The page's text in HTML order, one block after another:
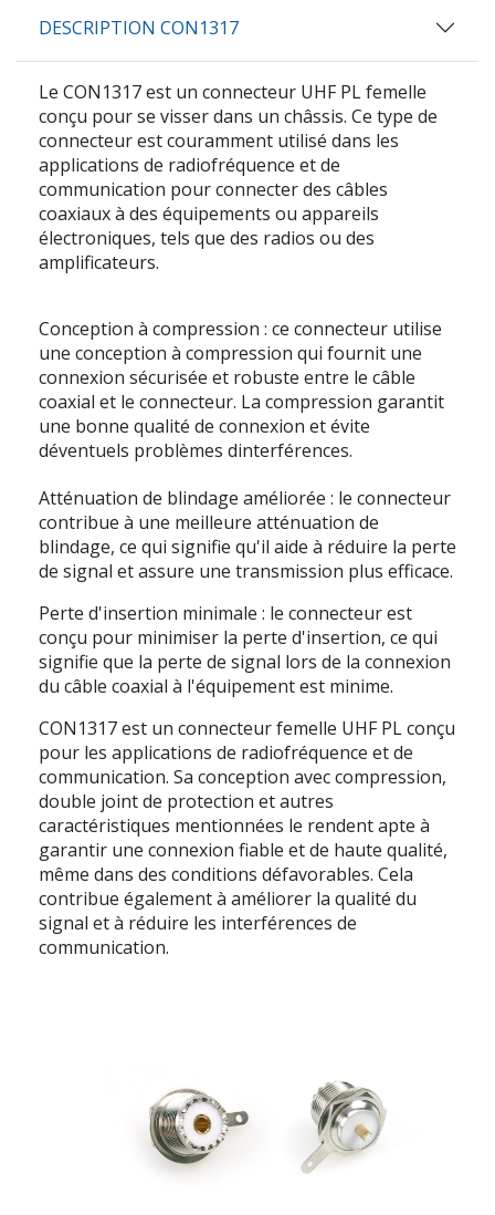
DESCRIPTION CON1317
Le CON1317 est un connecteur UHF PL femelle
conçu pour se visser dans un châssis. Ce type de
connecteur est couramment utilisé dans les
applications de radiofréquence et de
communication pour connecter des câbles
coaxiaux à des équipements ou appareils
électroniques, tels que des radios ou des
amplificateurs.
Conception à compression : ce connecteur utilise
une conception à compression qui fournit une
connexion sécurisée et robuste entre le câble
coaxial et le connecteur. La compression garantit
une bonne qualité de connexion et évite
déventuels problèmes dinterférences.
Atténuation de blindage améliorée : le connecteur
contribue à une meilleure atténuation de
blindage, ce qui signifie qu'il aide à réduire la perte
de signal et assure une transmission plus efficace.
Perte d'insertion minimale : le connecteur est
conçu pour minimiser la perte d'insertion, ce qui
signifie que la perte de signal lors de la connexion
du câble coaxial à l'équipement est minime.
CON1317 est un connecteur femelle UHF PL conçu
pour les applications de radiofréquence et de
communication. Sa conception avec compression,
double joint de protection et autres
caractéristiques mentionnées le rendent apte à
garantir une connexion fiable et de haute qualité,
même dans des conditions défavorables. Cela
contribue également à améliorer la qualité du
signal et à réduire les interférences de
communication.